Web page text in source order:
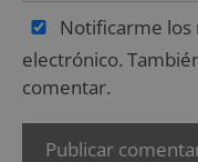
Notificarme los
electrónico.
comentar.